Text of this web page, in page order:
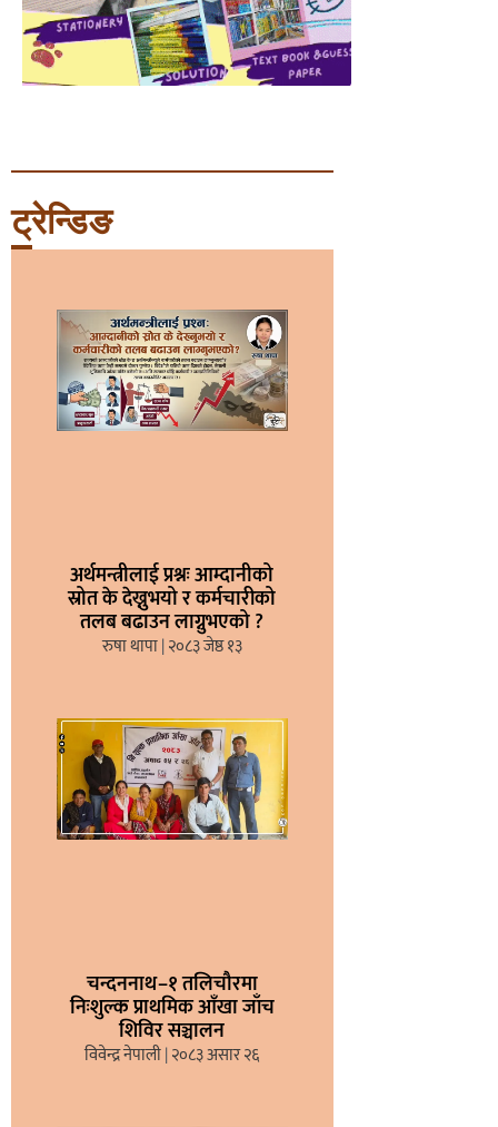
ट्रेन्डिङ
अर्थमन्त्रीलाई प्रश्नः आम्दानीको
स्रोत के देख्नुभयो र कर्मचारीको
तलब बढाउन लाग्नुभएको ?
रुषा थापा २०८३ जेष्ठ १३
चन्दननाथ–१ तलिचौरमा
निःशुल्क प्राथमिक आँखा जाँच
शिविर सञ्चालन
विवेन्द्र नेपाली २०८३ असार २६